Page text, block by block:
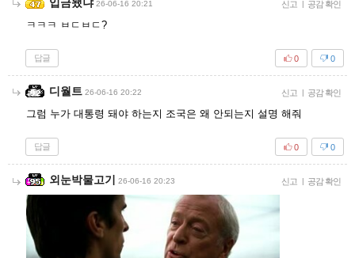
입금됐냐 26-06-16 20:21 신고 공감 확인
ㅋㅋㅋ ㅂㄷㅂㄷ?
답글 0
0
디월트 26-06-16 20:22 신고 공감 확인
그럼 누가 대통령 돼야 하는지 조국은 왜 안되는지 설명 해줘
답글 0
0
외눈박물고기 26-06-16 20:23 신고 공감 확인